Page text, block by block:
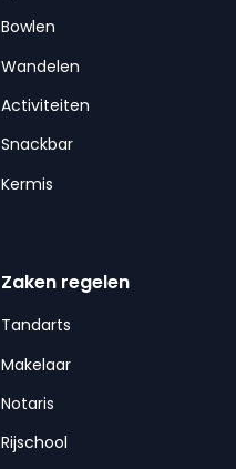
Bowlen
Wandelen
Activiteiten
Snackbar
Kermis
Zaken regelen
Tandarts
Makelaar
Notaris
Rijschool